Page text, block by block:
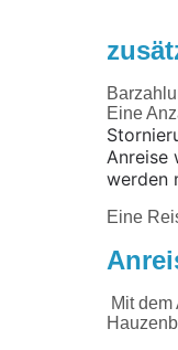
Eine
Anreise
werden
Eine
Mit